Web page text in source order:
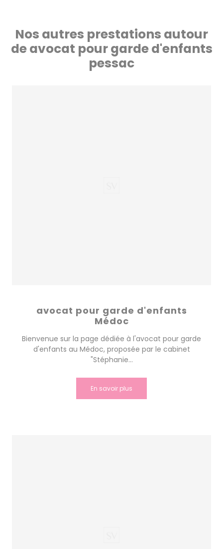
Nos autres prestations autour
de avocat pour garde d'enfants
pessac
avocat pour garde d'enfants
Médoc
Bienvenue sur la page dédiée à l'avocat pour garde
d'enfants au Médoc, proposée par le cabinet
"Stéphanie...
En savoir plus